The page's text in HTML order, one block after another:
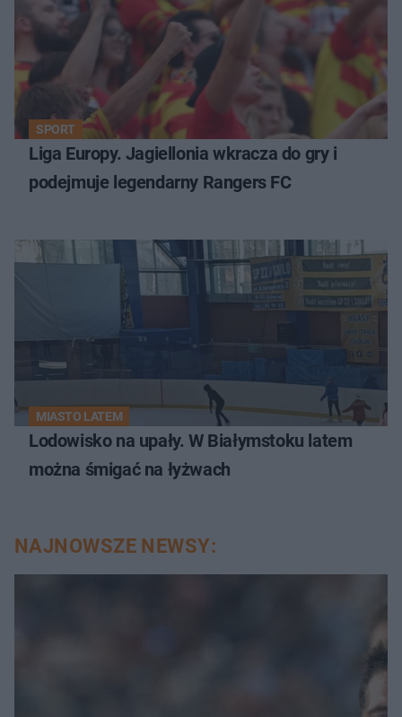
SPORT
Liga Europy. Jagiellonia wkracza do gry i
podejmuje legendarny Rangers FC
MIASTO LATEM
Lodowisko na upały. W Białymstoku latem
można śmigać na łyżwach
NAJNOWSZE NEWSY: